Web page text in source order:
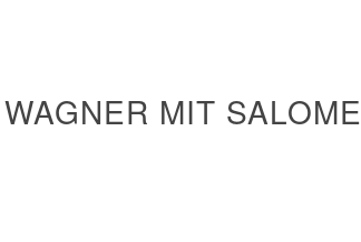
MIT SALOME